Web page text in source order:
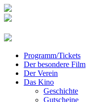
Programm/Tickets
Der besondere Film
Der Verein
Das Kino
Geschichte
Gutscheine